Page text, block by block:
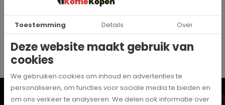
Wil je op de hoogte blijven? Schrijf je dan in voor onze
digitale nieuwsbrief!
Toestemming Details Over
Deze website maakt gebruik van
cookies
We gebruiken cookies om inhoud en advertenties te
personaliseren, om functies voor sociale media te bieden en
om ons verkeer te analyseren. We delen ook informatie over